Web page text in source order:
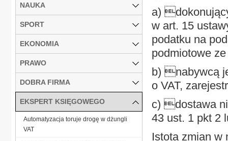
a)
w art. 15
podatku na
podmiotowe
b) nabywcą
o VAT,
c) dostawa
43 ust. 1 pkt 2
Istota zmian w
NAUKA
SPORT
EKONOMIA
PRAWO
DOBRA FIRMA
EKSPERT KSIĘGOWEGO
Automatyzacja toruje drogę w dżungli
VAT